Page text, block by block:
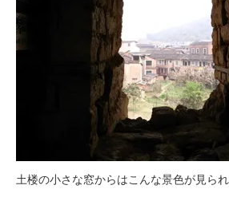
土楼の小さな窓からはこんな景色が見られ